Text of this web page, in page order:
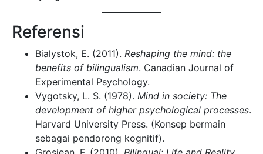
Grosjean, F. (2010).
Harvard University Press.
🌟 Mari Mewujudkan Masa
Depan Cemerlang Si Kecil
Bersama Kami!
Kami memahami bahwa mendidik anak di era modern